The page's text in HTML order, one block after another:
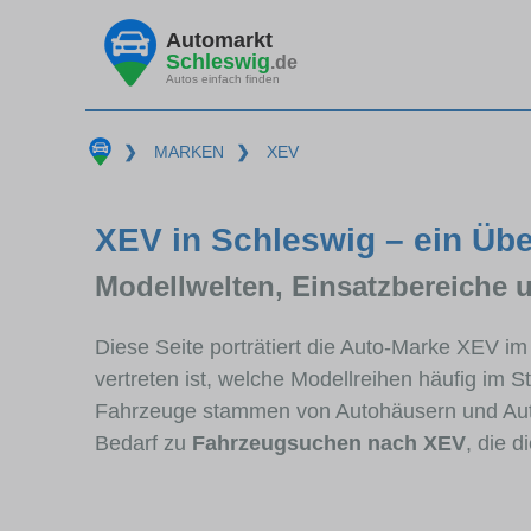
Automarkt
Schleswig.de
Autos einfach finden
❯ MARKEN ❯ XEV
XEV in Schleswig – ein
Modellwelten, Einsatzbereiche
Diese Seite porträtiert die Auto-Marke XEV
vertreten ist, welche Modellreihen häufig im
Fahrzeuge stammen von Autohäusern und
Bedarf zu Fahrzeugsuchen nach XEV, die